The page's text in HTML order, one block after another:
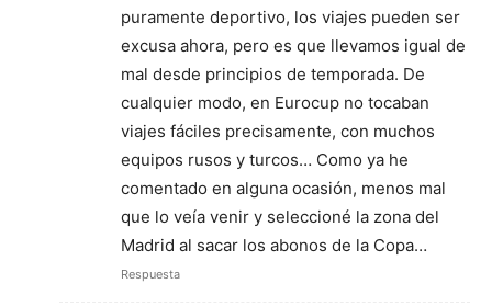
puramente deportivo, los viajes pueden ser
excusa ahora, pero es que llevamos igual de
mal desde principios de temporada. De
cualquier modo, en Eurocup no tocaban
viajes fáciles precisamente, con muchos
equipos rusos y turcos… Como ya he
comentado en alguna ocasión, menos mal
que lo veía venir y seleccioné la zona del
Madrid al sacar los abonos de la Copa…
Respuesta